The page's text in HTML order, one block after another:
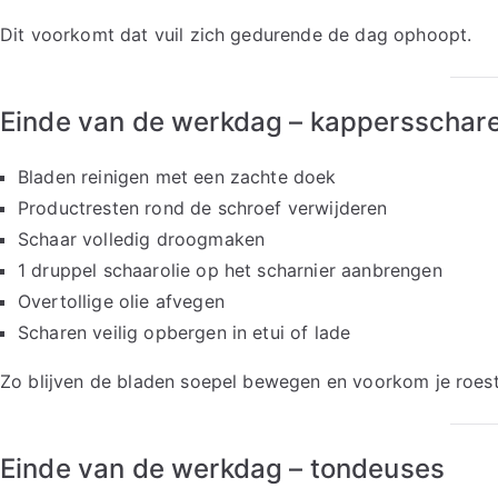
Dit voorkomt dat vuil zich gedurende de dag ophoopt.
Einde van de werkdag –
Bladen reinigen met een zachte doek
Productresten rond de schroef verwijderen
Schaar volledig droogmaken
1 druppel schaarolie op het scharnier aanbrengen
Overtollige olie afvegen
Scharen veilig opbergen in etui of lade
Zo blijven de bladen soepel bewegen en voorkom je
Einde van de werkdag – tondeuses